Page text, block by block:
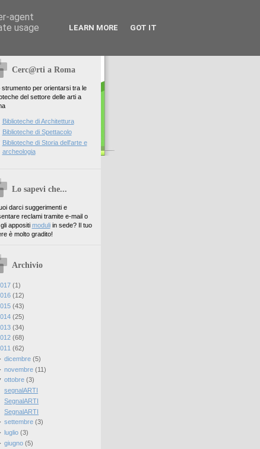
Cerc@rti a Roma
strumento per orientarsi tra le
del settore delle arti a
Biblioteche di Architettura
Biblioteche di Spettacolo
Biblioteche di Storia dell'arte e
archeologia
Lo sapevi che...
darci suggerimenti e
reclami tramite e-mail o
appositi moduliin sede? Il tuo
è molto gradito!
Archivio
(1)
(12)
(43)
(25)
(34)
(68)
(62)
dicembre(5)
novembre(11)
ottobre(3)
segnalARTI
SegnalARTI
SegnalARTI
settembre(3)
luglio(3)
giugno(5)
agent
usage
LEARN MORE GOT IT